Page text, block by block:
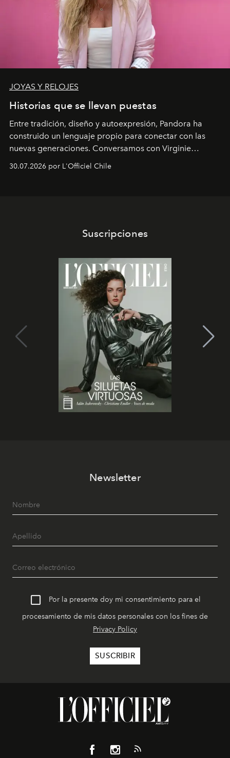
JOYAS Y RELOJES
Historias que se llevan puestas
Entre tradición, diseño y autoexpresión, Pandora ha
construido un lenguaje propio para conectar con las
nuevas generaciones. Conversamos con Virginie
Latinoamérica, sobre identidad, cultura y el valor
30.07.2026 por L'Officiel Chile
Suscripciones
Newsletter
Por la presente doy mi consentimiento para el
procesamiento de mis datos personales con los fines de
Privacy Policy